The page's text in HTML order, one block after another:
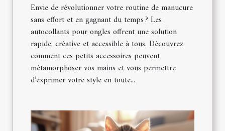
Envie de révolutionner votre routine de manucure
sans effort et en gagnant du temps ? Les
autocollants pour ongles offrent une solution
rapide, créative et accessible à tous. Découvrez
comment ces petits accessoires peuvent
métamorphoser vos mains et vous permettre
d’exprimer votre style en toute...